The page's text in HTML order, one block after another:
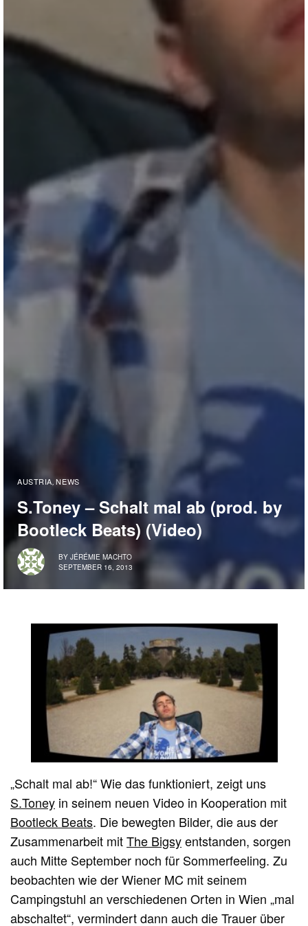
AUSTRIA, NEWS
S.Toney – Schalt mal ab (prod. by
Bootleck Beats) (Video)
BY JÉRÉMIE MACHTO
SEPTEMBER 16, 2013
„Schalt mal ab!“ Wie das funktioniert, zeigt uns
S.Toney in seinem neuen Video in Kooperation mit
Bootleck Beats. Die bewegten Bilder, die aus der
Zusammenarbeit mitThe Bigsyentstanden, sorgen
auch Mitte September noch für Sommerfeeling. Zu
beobachten wie der Wiener MC mit seinem
Campingstuhl an verschiedenen Orten in Wien „mal
abschaltet“, vermindert dann auch die Trauer über